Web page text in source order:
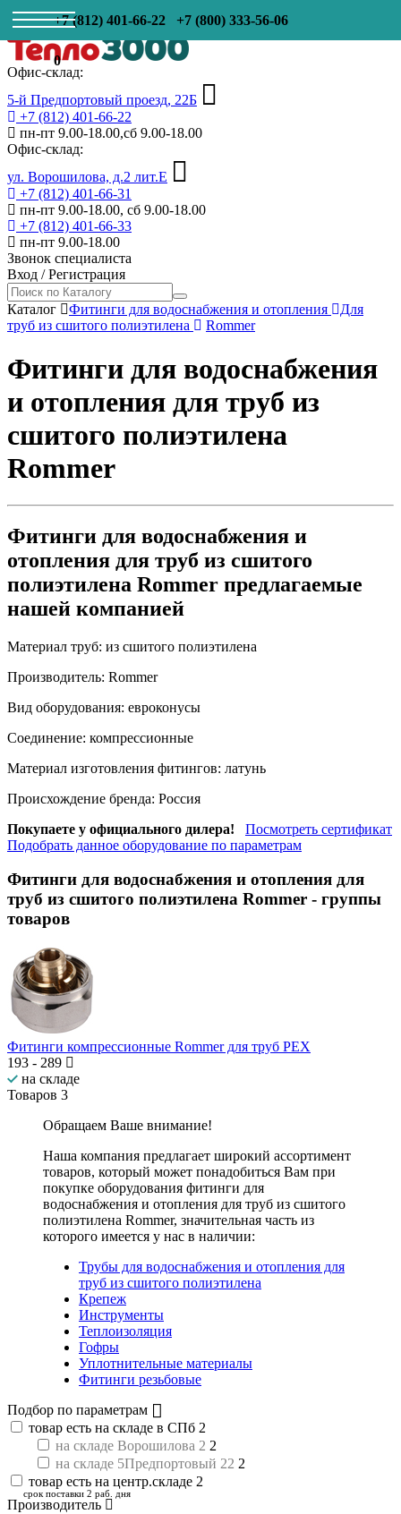
+7 (812) 401-66-22 +7 (800) 333-56-06
0
Офис-склад:
5-й Предпортовый проезд, 22Б
+7 (812) 401-66-22
пн-пт 9.00-18.00,сб 9.00-18.00
Офис-склад:
ул. Ворошилова, д.2 лит.Е
+7 (812) 401-66-31
пн-пт 9.00-18.00, сб 9.00-18.00
+7 (812) 401-66-33
пн-пт 9.00-18.00
Звонок специалиста
Вход /Регистрация
Каталог Фитинги для водоснабжения и отопления
Для
труб из сшитого полиэтилена
Rommer
Фитинги для водоснабжения
и отопления для труб из
сшитого полиэтилена
Rommer
Фитинги для водоснабжения и
отопления для труб из сшитого
полиэтилена Rommer предлагаемые
нашей компанией
Материал труб: из сшитого полиэтилена
Производитель: Rommer
Вид оборудования: евроконусы
Соединение: компрессионные
Материал изготовления фитингов: латунь
Происхождение бренда: Россия
Покупаете у официального дилера!
Посмотреть сертификат
Подобрать данное оборудование по параметрам
Фитинги для водоснабжения и отопления для
труб из сшитого полиэтилена Rommer - группы
товаров
Фитинги компрессионные Rommer для труб PEX
193 - 289
на складе
Товаров 3
Обращаем Ваше внимание!
Наша компания предлагает широкий ассортимент
товаров, который может понадобиться Вам при
покупке оборудования фитинги для
водоснабжения и отопления для труб из сшитого
полиэтилена Rommer, значительная часть из
которого имеется у нас в наличии:
Трубы для водоснабжения и отопления для
труб из сшитого полиэтилена
Крепеж
Инструменты
Теплоизоляция
Гофры
Уплотнительные материалы
Фитинги резьбовые
Подбор по параметрам
товар есть на складе в СПб 2
на складе Ворошилова 2 2
на складе 5Предпортовый 22 2
товар есть на центр.складе 2
срок поставки 2 раб. дня
Производитель